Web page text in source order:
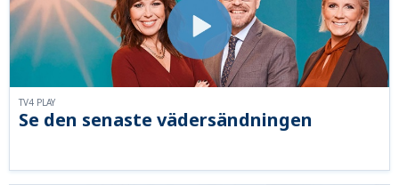
Se den senaste vädersändningen
TV4 PLAY